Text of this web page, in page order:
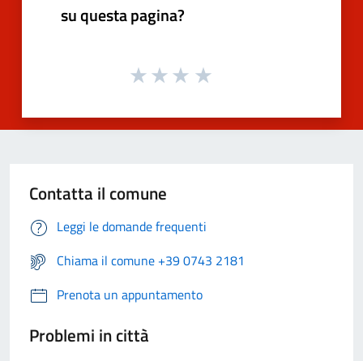
su questa pagina?
Contatta il comune
Leggi le domande frequenti
Chiama il comune +39 0743 2181
Prenota un appuntamento
Problemi in città